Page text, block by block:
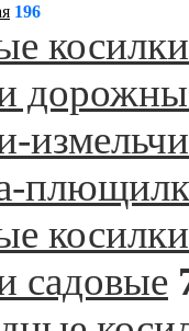
196
косилки
косилки
садовые